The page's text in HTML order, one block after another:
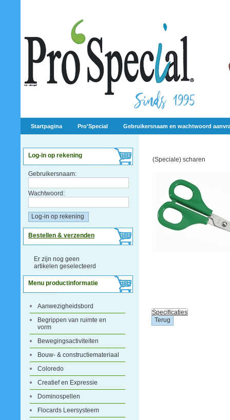
Startpagina Pro'Special Gebruikersnaam en wachtwoord
Log-in op rekening
Gebruikersnaam:
Wachtwoord:
Bestellen & verzenden
Er zijn nog geen
artikelen geselecteerd
Menu productinformatie
Aanwezigheidsbord
Begrippen van ruimte en
vorm
Bewegingsactiviteiten
Bouw- & constructiemateriaal
Coloredo
Creatief en Expressie
Dominospellen
Flocards Leersysteem
(Speciale) scharen
Specificaties